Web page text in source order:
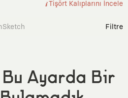
Tişört Kalıplarını İncele
Sketch Filtre
Ayarda Bir